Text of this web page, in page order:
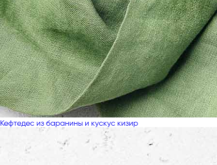
Кефтедес из баранины и кускус кизир